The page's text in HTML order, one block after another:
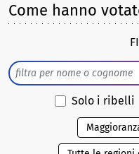
Come hanno
Solo i ribelli